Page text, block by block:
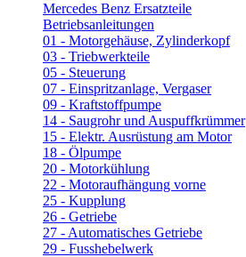
Mercedes Benz Ersatzteile
Betriebsanleitungen
01 - Motorgehäuse, Zylinderkopf
03 - Triebwerkteile
05 - Steuerung
07 - Einspritzanlage, Vergaser
09 - Kraftstoffpumpe
14 - Saugrohr und Auspuffkrümmer
15 - Elektr. Ausrüstung am Motor
18 - Ölpumpe
20 - Motorkühlung
22 - Motoraufhängung vorne
25 - Kupplung
26 - Getriebe
27 - Automatisches Getriebe
29 - Fusshebelwerk